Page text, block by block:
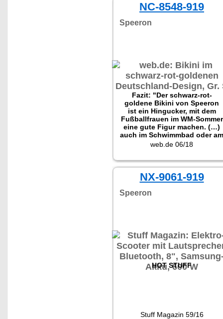
NC-8548-919
Speeron
Fazit: "Der schwarz-rot-
goldene Bikini von Speeron
ist ein Hingucker, mit dem
Fußballfrauen im WM-Sommer
eine gute Figur machen. (…)
auch im Schwimmbad oder am
See ein Highlight der Saison."
web.de 06/18
NX-9061-919
Speeron
HOT STUFF
Stuff Magazin 59/16